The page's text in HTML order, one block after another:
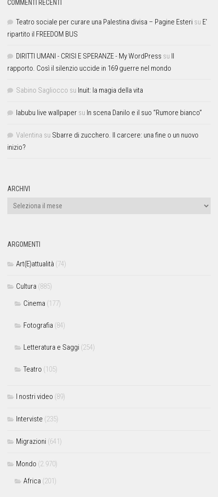
COMMENTI RECENTI
Teatro sociale per curare una Palestina divisa – Pagine Esteri su E’
ripartito il FREEDOM BUS
DIRITTI UMANI - CRISI E SPERANZE - My WordPress su Il
rapporto. Così il silenzio uccide in 169 guerre nel mondo
Sabino Sagliocco su Inuit: la magia della vita
labubu live wallpaper su In scena Danilo e il suo “Rumore bianco”
Valentina su Sbarre di zucchero. Il carcere: una fine o un nuovo
inizio?
ARCHIVI
ARGOMENTI
Art(E)attualità (74)
Cultura (885)
Cinema (177)
Fotografia (84)
Letteratura e Saggi (254)
Teatro (105)
I nostri video (89)
Interviste (235)
Migrazioni (641)
Mondo (2.970)
Africa (201)